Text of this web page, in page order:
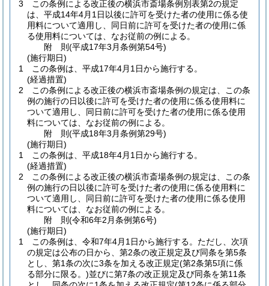
3
この条例による改正後の横浜市斎場条例別表第2の規定
は、平成14年4月1日以後に許可を受けた者の使用に係る使
用料について適用し、同日前に許可を受けた者の使用に係
る使用料については、なお従前の例による。
附 則(平成17年3月条例第54号)
(施行期日)
1
この条例は、平成17年4月1日から施行する。
(経過措置)
2
この条例による改正後の横浜市斎場条例の規定は、この条
例の施行の日以後に許可を受けた者の使用に係る使用料に
ついて適用し、同日前に許可を受けた者の使用に係る使用
料については、なお従前の例による。
附 則(平成18年3月条例第29号)
(施行期日)
1
この条例は、平成18年4月1日から施行する。
(経過措置)
2
この条例による改正後の横浜市斎場条例の規定は、この条
例の施行の日以後に許可を受けた者の使用に係る使用料に
ついて適用し、同日前に許可を受けた者の使用に係る使用
料については、なお従前の例による。
附 則(令和6年2月条例第6号)
(施行期日)
1
この条例は、令和7年4月1日から施行する。 ただし、次項
の規定は公布の日から、第2条の改正規定及び同条を第5条
とし、第1条の次に3条を加える改正規定(第2条第5項に係
る部分に限る。)並びに第7条の改正規定及び同条を第11条